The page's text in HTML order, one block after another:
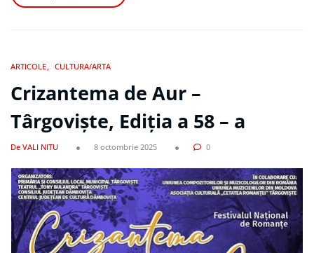
ARTICOLE CULTURA/ARTA
Crizantema de Aur –
Târgoviște, Ediția a 58 – a
De VALI NITU 8 octombrie 2025 0